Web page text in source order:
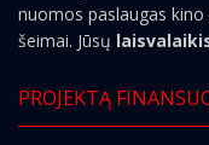
nuomos paslaugas
šeimai. Jūsų
PROJEKTĄ